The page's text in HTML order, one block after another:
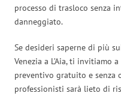
processo di trasloco senza
danneggiato.
Se desideri saperne di più
Venezia a L’Aia, ti invitiamo
preventivo gratuito e senza
professionisti sarà lieto di